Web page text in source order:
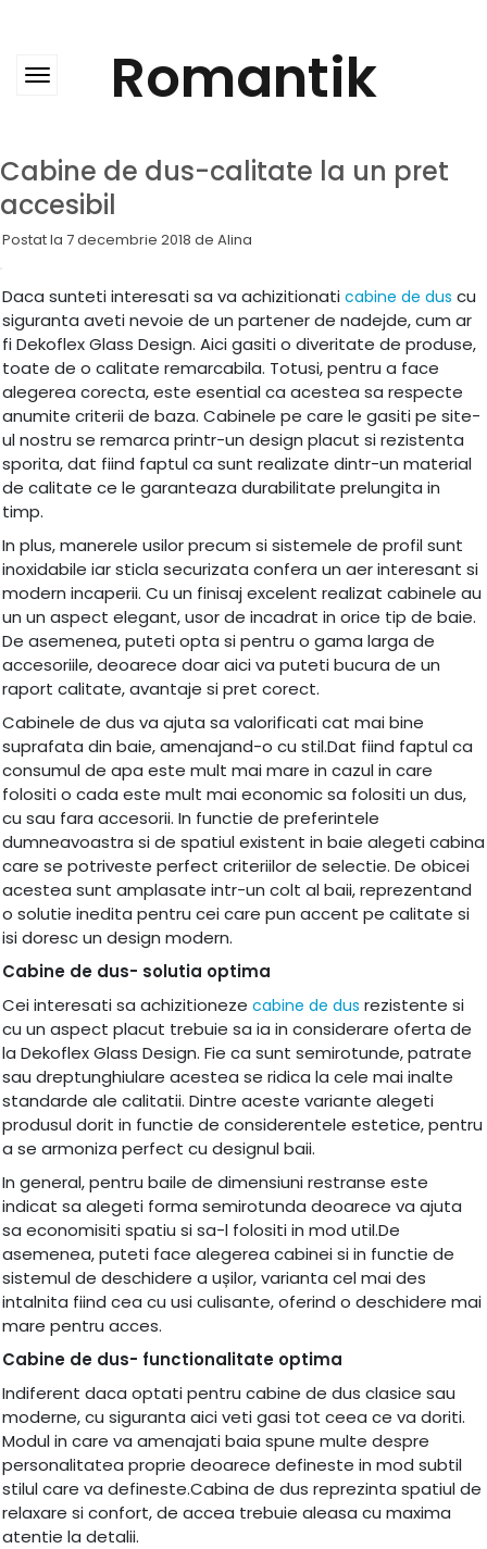
Romantik
Cabine de dus-calitate la un pret
accesibil
Postat la 7 decembrie 2018 de Alina
Daca sunteti interesati sa va achizitionati cabine de dus cu
siguranta aveti nevoie de un partener de nadejde, cum ar
fi Dekoflex Glass Design. Aici gasiti o diveritate de produse,
toate de o calitate remarcabila. Totusi, pentru a face
alegerea corecta, este esential ca acestea sa respecte
anumite criterii de baza. Cabinele pe care le gasiti pe site-
ul nostru se remarca printr-un design placut si rezistenta
sporita, dat fiind faptul ca sunt realizate dintr-un material
de calitate ce le garanteaza durabilitate prelungita in
timp.
In plus, manerele usilor precum si sistemele de profil sunt
inoxidabile iar sticla securizata confera un aer interesant si
modern incaperii. Cu un finisaj excelent realizat cabinele au
un un aspect elegant, usor de incadrat in orice tip de baie.
De asemenea, puteti opta si pentru o gama larga de
accesoriile, deoarece doar aici va puteti bucura de un
raport calitate, avantaje si pret corect.
Cabinele de dus va ajuta sa valorificati cat mai bine
suprafata din baie, amenajand-o cu stil.Dat fiind faptul ca
consumul de apa este mult mai mare in cazul in care
folositi o cada este mult mai economic sa folositi un dus,
cu sau fara accesorii. In functie de preferintele
dumneavoastra si de spatiul existent in baie alegeti cabina
care se potriveste perfect criteriilor de selectie. De obicei
acestea sunt amplasate intr-un colt al baii, reprezentand
o solutie inedita pentru cei care pun accent pe calitate si
isi doresc un design modern.
Cabine de dus- solutia optima
Cei interesati sa achizitioneze cabine de dus rezistente si
cu un aspect placut trebuie sa ia in considerare oferta de
la Dekoflex Glass Design. Fie ca sunt semirotunde, patrate
sau dreptunghiulare acestea se ridica la cele mai inalte
standarde ale calitatii. Dintre aceste variante alegeti
produsul dorit in functie de considerentele estetice, pentru
a se armoniza perfect cu designul baii.
In general, pentru baile de dimensiuni restranse este
indicat sa alegeti forma semirotunda deoarece va ajuta
sa economisiti spatiu si sa-l folositi in mod util.De
asemenea, puteti face alegerea cabinei si in functie de
sistemul de deschidere a ușilor, varianta cel mai des
intalnita fiind cea cu usi culisante, oferind o deschidere mai
mare pentru acces.
Cabine de dus- functionalitate optima
Indiferent daca optati pentru cabine de dus clasice sau
moderne, cu siguranta aici veti gasi tot ceea ce va doriti.
Modul in care va amenajati baia spune multe despre
personalitatea proprie deoarece defineste in mod subtil
stilul care va defineste.Cabina de dus reprezinta spatiul de
relaxare si confort, de accea trebuie aleasa cu maxima
atentie la detalii.